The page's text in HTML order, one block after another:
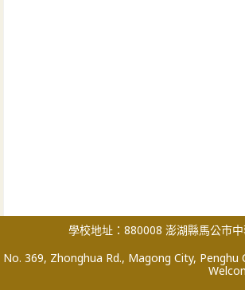
學校地址：880008 澎湖縣馬公市
No. 369, Zhonghua Rd., Magong City, Penghu